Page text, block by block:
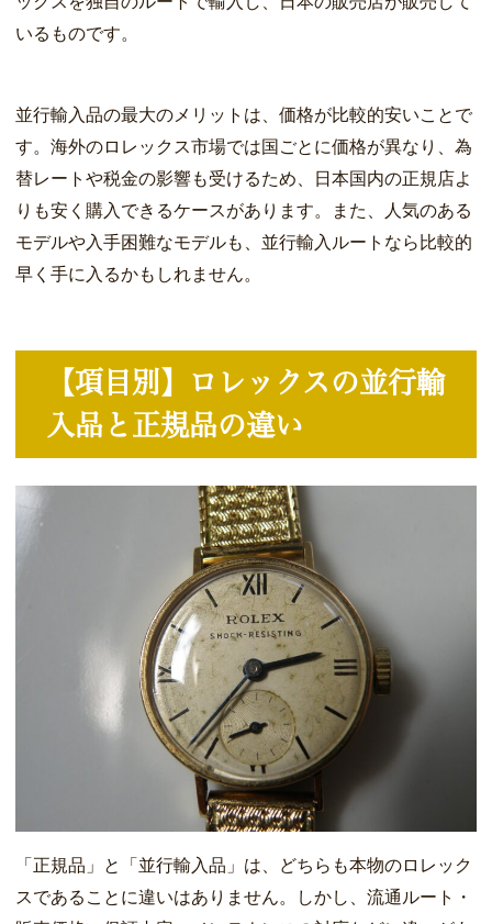
いるものです。
並行輸入品の最大のメリットは、価格が比較的安いことで
す。海外のロレックス市場では国ごとに価格が異なり、為
替レートや税金の影響も受けるため、日本国内の正規店よ
りも安く購入できるケースがあります。また、人気のある
モデルや入手困難なモデルも、並行輸入ルートなら比較的
早く手に入るかもしれません。
【項目別】ロレックスの並行輸
入品と正規品の違い
「正規品」と「並行輸入品」は、どちらも本物のロレック
スであることに違いはありません。しかし、流通ルート・